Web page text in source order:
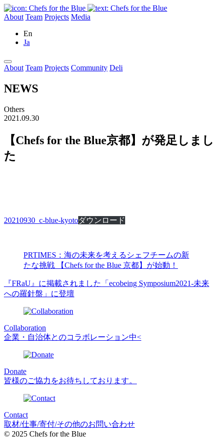
About Team Projects Media
En
Ja
About Team Projects Community Deli
NEWS
Others
2021.09.30
【Chefs for the Blue京都】が発足しまし
た
20210930_c-blue-kyotoダウンロード
PRTIMES：海の未来を考えるシェフチームの新
たな挑戦 【Chefs for the Blue 京都】が始動！
『FRaU』に掲載されました
「ecobeing Symposium2021-未来
への羅針盤」に登壇
Collaboration
企業・自治体とのコラボレーション中<
Donate
皆様のご協力をお待ちしております。
Contact
取材/仕事/寄付/その他のお問い合わせ
© 2025 Chefs for the Blue